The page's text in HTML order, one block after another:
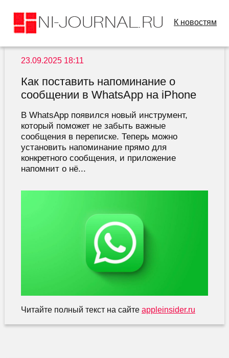
К новостям
23.09.2025 18:11
Как поставить напоминание о
сообщении в WhatsApp на iPhone
В WhatsApp появился новый инструмент,
который поможет не забыть важные
сообщения в переписке. Теперь можно
установить напоминание прямо для
конкретного сообщения, и приложение
напомнит о нё...
Читайте полный текст на сайте appleinsider.ru